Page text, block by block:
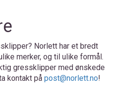
Norlett har et bredt
merker, og til ulike formål.
gressklipper med ønskede
kontakt på post@norlett.no!